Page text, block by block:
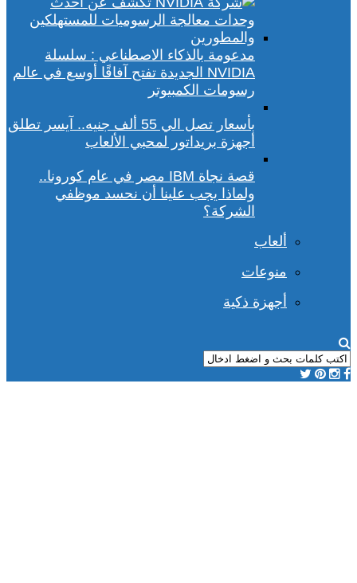
مدعومة بالذكاء الاصطناعي : سلسلة
NVIDIA الجديدة تفتح آفاقًا أوسع في عالم
رسومات الكمبيوتر
بأسعار تصل الي 55 ألف جنيه.. آيسر تطلق
أجهزة بريداتور لمحبي الألعاب
قصة نجاة IBM مصر في عام كورونا..
ولماذا يجب علينا أن نحسد موظفي
الشركة؟
ألعاب
منوعات
أجهزة ذكية